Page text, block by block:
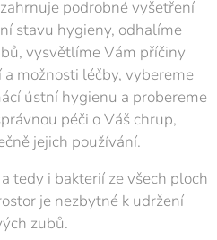
podrobné vyšetření
stavu hygieny, odhalíme
vysvětlíme Vám příčiny
možnosti léčby, vybereme
ústní hygienu a probereme
péči o Váš chrup,
jejich používání.
tedy i bakterií ze všech ploch
je nezbytné k udržení
zubů.